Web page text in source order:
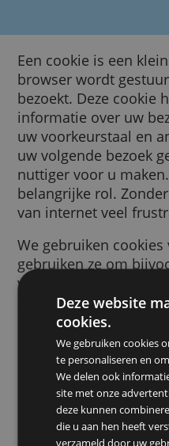
Een cookie is een
browser wordt
bezoekt. Deze
informatie over uw
uw voorkeurstaal
uw volgende
belangrijke rol.
van internet veel
We gebruiken
gebruiken ze om
voorkeuren te
ziet relevanter
bezoekers we op
helpen bij het
Deze
cookies.
We gebruiken